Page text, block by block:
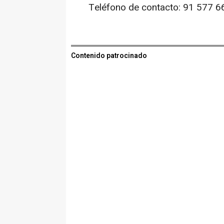
Teléfono de contacto: 91 577
Contenido patrocinado